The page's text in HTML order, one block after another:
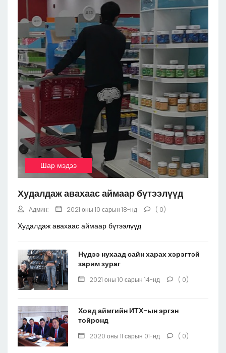
Шар мэдээ
Худалдаж авахаас аймаар бүтээлүүд
Админ: 2021 оны 10 сарын 18-нд ( 0)
Худалдаж авахаас аймаар бүтээлүүд
Нүдээ нухаад сайн харах хэрэгтэй
зарим зураг
2021 оны 10 сарын 14-нд ( 0)
Ховд аймгийн ИТХ-ын эргэн
тойронд
2020 оны 11 сарын 01-нд ( 0)